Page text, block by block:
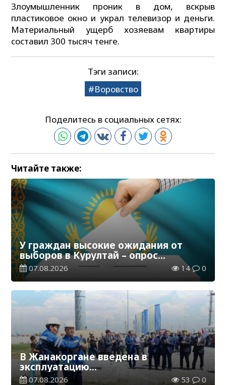
Злоумышленник проник в дом, вскрыв
пластиковое окно и украл телевизор и деньги.
Материальный ущерб хозяевам квартиры
составил 300 тысяч тенге.
Тэги записи:
Воровство
Поделитесь в социальных сетях:
Читайте также:
У граждан высокие ожидания от
выборов в Курултай – опрос
общественного мнения
07.08.2026 14 0
В Жанакоргане введена в
эксплуатацию
водораспределительная станция
07.08.2026 53 0